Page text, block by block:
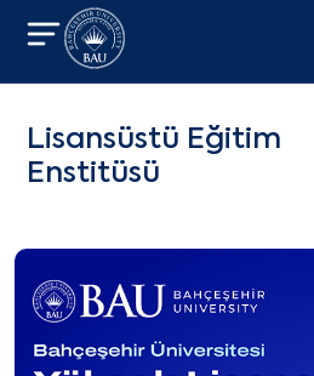
Lisansüstü Eğitim
Enstitüsü